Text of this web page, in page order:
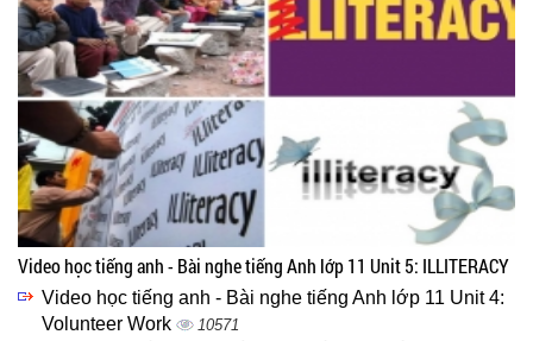
Video học tiếng anh - Bài nghe tiếng Anh lớp 11 Unit 5: ILLITERACY
Video học tiếng anh - Bài nghe tiếng Anh lớp 11 Unit 4:
Volunteer Work
10571